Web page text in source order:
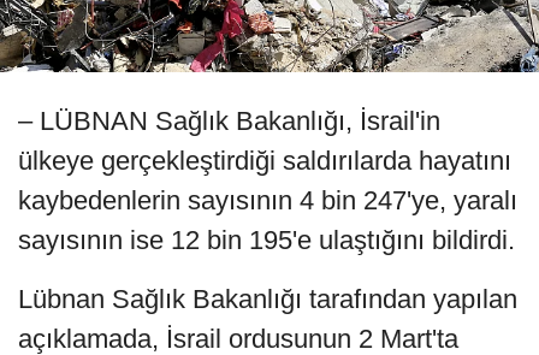
– LÜBNAN Sağlık Bakanlığı, İsrail'in
ülkeye gerçekleştirdiği saldırılarda hayatını
kaybedenlerin sayısının 4 bin 247'ye, yaralı
sayısının ise 12 bin 195'e ulaştığını bildirdi.
Lübnan Sağlık Bakanlığı tarafından yapılan
açıklamada, İsrail ordusunun 2 Mart'ta